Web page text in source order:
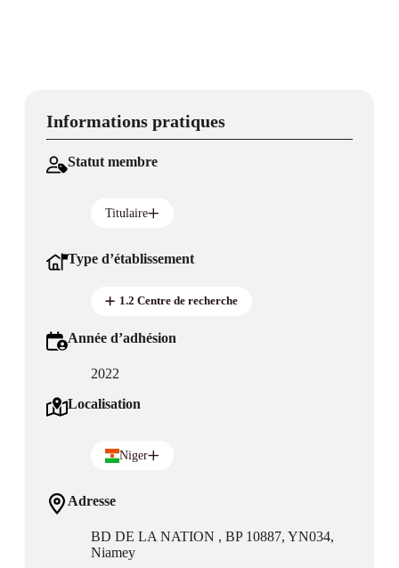
Informations pratiques
Statut membre
Titulaire
Type d’établissement
1.2 Centre de recherche
Année d’adhésion
2022
Localisation
Niger
Adresse
BD DE LA NATION , BP 10887, YN034,
Niamey